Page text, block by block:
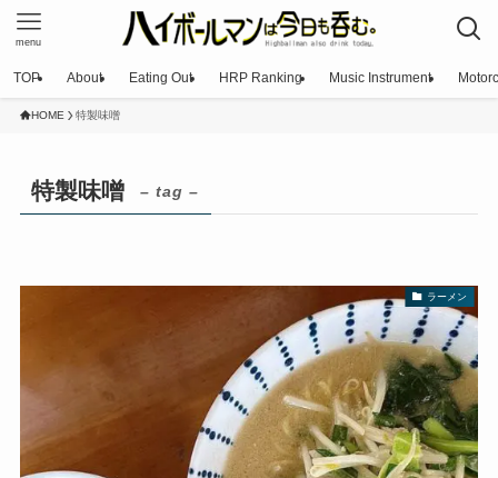
menu
TOP About Eating Out HRP Ranking Music Instrument
HOME 特製味噌
特製味噌 – tag –
ラーメン